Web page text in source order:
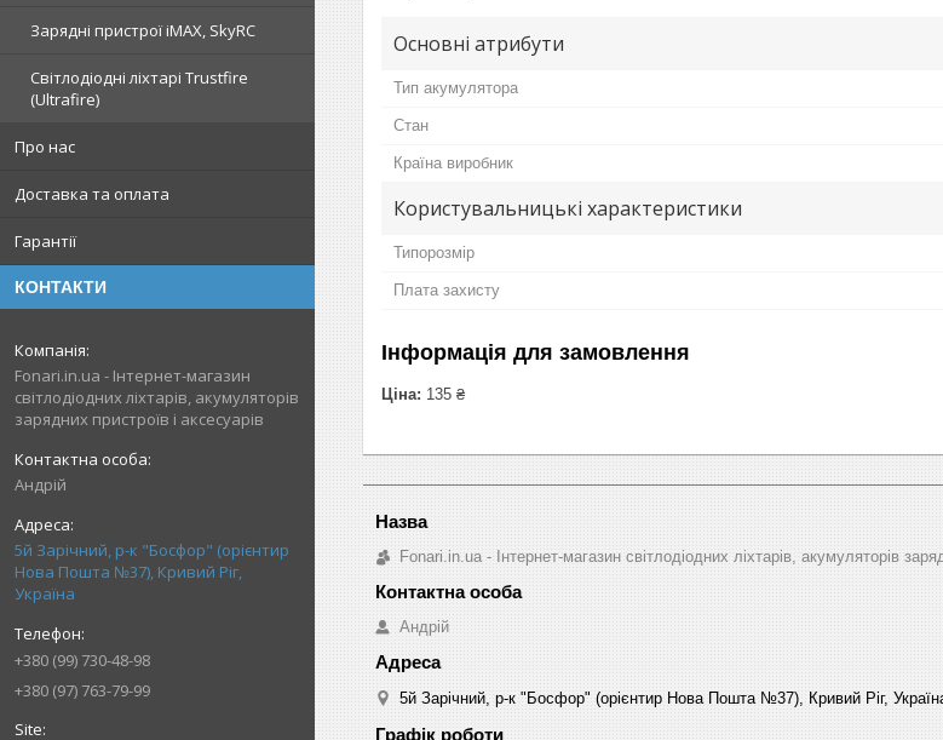
Зарядні пристрої iMAX, SkyRC
Світлодіодні ліхтарі Trustfire
(Ultrafire)
Про нас
Доставка та оплата
Гарантії
КОНТАКТИ
Fonari.in.ua - Інтернет-магазин
світлодіодних ліхтарів, акумуляторів
зарядних пристроїв і аксесуарів
Андрій
5й Зарічний, р-к "Босфор" (орієнтир
Нова Пошта №37), Кривий Ріг,
Україна
+380 (99) 730-48-98
+380 (97) 763-79-99
Основні атрибути
Тип акумулятора
Стан
Країна виробник
Користувальницькі характеристики
Типорозмір
Плата захисту
Інформація для замовлення
Ціна: 135 ₴
Fonari.in.ua - Інтернет-магазин світлодіодних ліхтарів, акумуляторів
Андрій
5й Зарічний, р-к "Босфор" (орієнтир Нова Пошта №37), Кривий Ріг,
Графік роботи